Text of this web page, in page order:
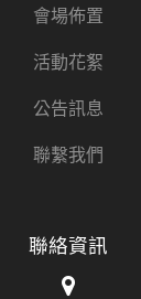
會場佈置
活動花絮
公告訊息
聯繫我們
聯絡資訊